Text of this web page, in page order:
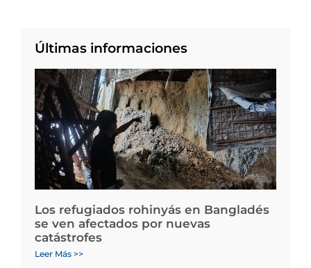
Últimas informaciones
Los refugiados rohinyás en Bangladés
se ven afectados por nuevas
catástrofes
Leer Más >>